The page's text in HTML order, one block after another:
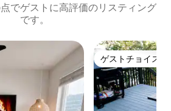
でゲストに高評価のリスティング
です。
ゲストチョイス
ゲストチョイス